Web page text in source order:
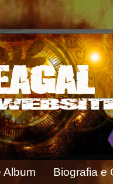
Album Biografia e